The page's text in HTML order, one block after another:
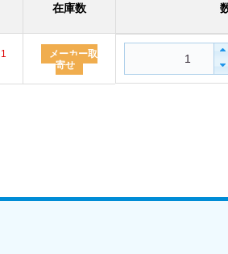
在庫数
1
メーカー取
寄せ